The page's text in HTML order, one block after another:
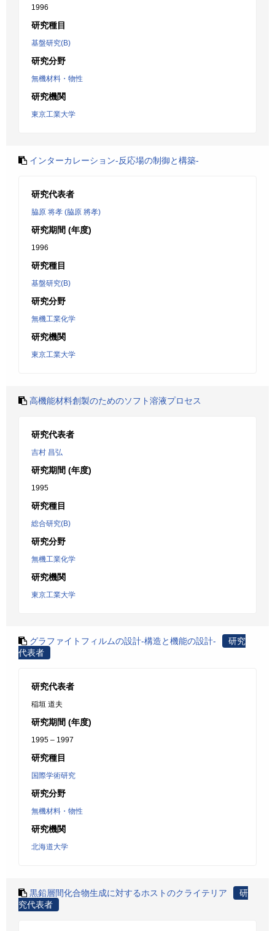
1996
研究種目
基盤研究(B)
研究分野
無機材料・物性
研究機関
東京工業大学
インターカレーション-反応場の制御と構築-
研究代表者
脇原 将孝 (脇原 將孝)
研究期間 (年度)
1996
研究種目
基盤研究(B)
研究分野
無機工業化学
研究機関
東京工業大学
高機能材料創製のためのソフト溶液プロセス
研究代表者
吉村 昌弘
研究期間 (年度)
1995
研究種目
総合研究(B)
研究分野
無機工業化学
研究機関
東京工業大学
グラファイトフィルムの設計-構造と機能の設計-
研究
代表者
研究代表者
稲垣 道夫
研究期間 (年度)
1995 – 1997
研究種目
国際学術研究
研究分野
無機材料・物性
研究機関
北海道大学
黒鉛層間化合物生成に対するホストのクライテリア
研
究代表者